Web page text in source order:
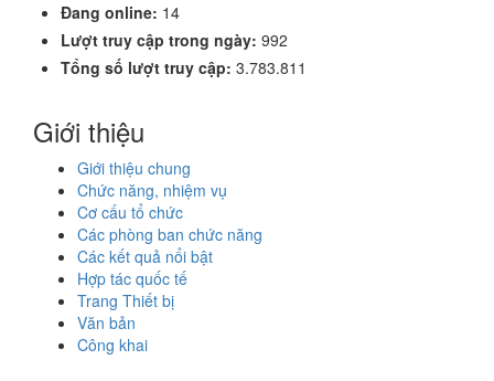
Đang online: 14
Lượt truy cập trong ngày: 992
Tổng số lượt truy cập: 3.783.811
Giới thiệu
Giới thiệu chung
Chức năng, nhiệm vụ
Cơ cấu tổ chức
Các phòng ban chức năng
Các kết quả nổi bật
Hợp tác quốc tế
Trang Thiết bị
Văn bản
Công khai